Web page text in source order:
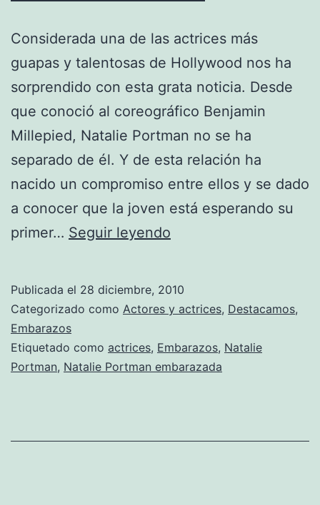
Considerada una de las actrices más
guapas y talentosas de Hollywood nos ha
sorprendido con esta grata noticia. Desde
que conoció al coreográfico Benjamin
Millepied, Natalie Portman no se ha
separado de él. Y de esta relación ha
nacido un compromiso entre ellos y se dado
a conocer que la joven está esperando su
primer… Seguir leyendo
Natalie
Publicada el 28 diciembre, 2010
Categorizado como Actores y actrices, Destacamos,
Embarazos
Etiquetado como actrices, Embarazos, Natalie
Portman, Natalie Portman embarazada